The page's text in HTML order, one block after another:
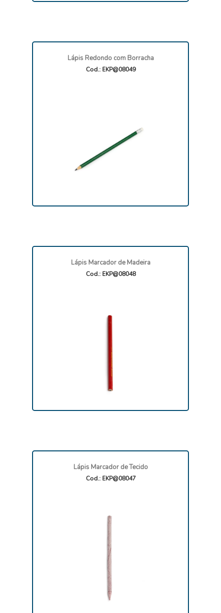
Lápis Redondo com Borracha
Cod.: EKP@08049
Lápis Marcador de Madeira
Cod.: EKP@08048
Lápis Marcador de Tecido
Cod.: EKP@08047